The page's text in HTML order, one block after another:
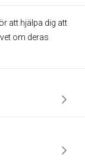
att hjälpa dig att
om deras